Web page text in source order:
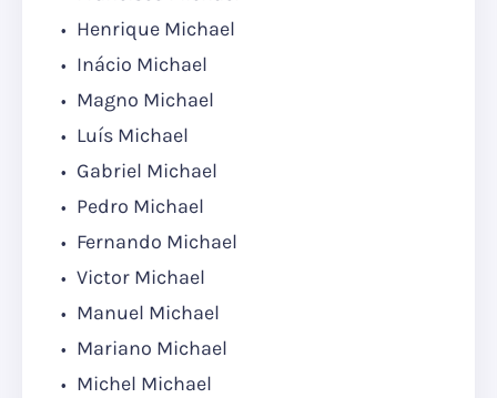
Henrique Michael
Inácio Michael
Magno Michael
Luís Michael
Gabriel Michael
Pedro Michael
Fernando Michael
Victor Michael
Manuel Michael
Mariano Michael
Michel Michael